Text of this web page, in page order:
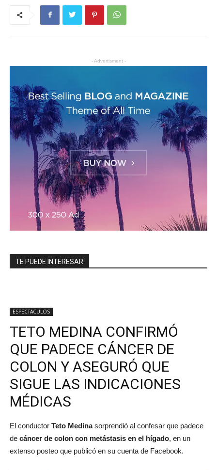
- Advertisment -
TE PUEDE INTERESAR